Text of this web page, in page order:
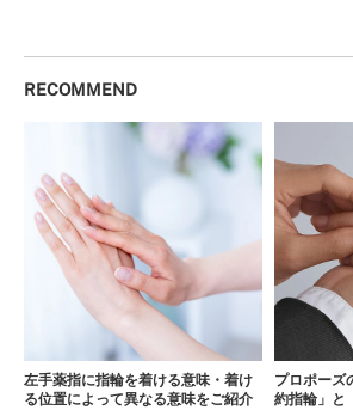
RECOMMEND
左手薬指に指輪を着ける意味・着け
る位置によって異なる意味をご紹介
プロポーズ
約指輪」と